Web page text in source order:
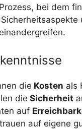
bei dem
die Kosten als
die Sicherheit
auf
auf eigene